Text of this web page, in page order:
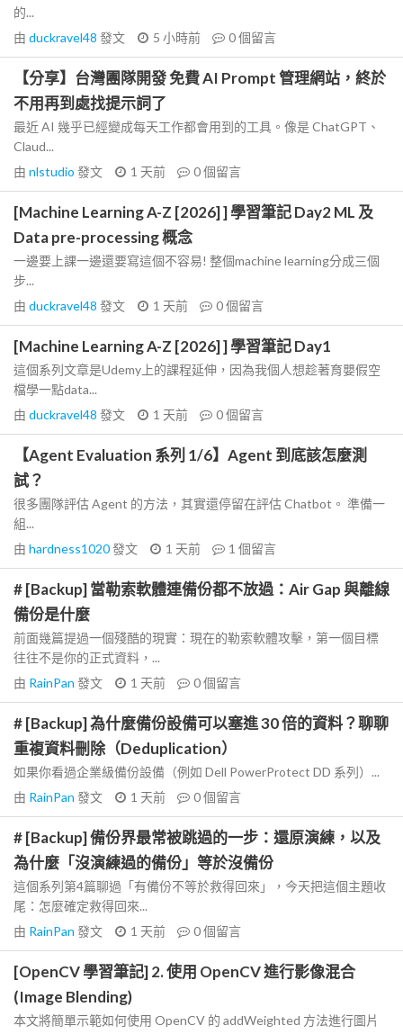
的...
由 duckravel48 發文 5 小時前 0個留言
【分享】台灣團隊開發 免費 AI Prompt 管理網站，終於
不用再到處找提示詞了
最近 AI 幾乎已經變成每天工作都會用到的工具。像是 ChatGPT、
Claud...
由 nlstudio 發文 1 天前 0個留言
[Machine Learning A-Z [2026] ] 學習筆記 Day2 ML 及
Data pre-processing 概念
一邊要上課一邊還要寫這個不容易! 整個machine learning分成三個
步...
由 duckravel48 發文 1 天前 0個留言
[Machine Learning A-Z [2026] ] 學習筆記 Day1
這個系列文章是Udemy上的課程延伸，因為我個人想趁著育嬰假空
檔學一點data...
由 duckravel48 發文 1 天前 0個留言
【Agent Evaluation 系列 1/6】Agent 到底該怎麼測
試？
很多團隊評估 Agent 的方法，其實還停留在評估 Chatbot。 準備一
組...
由 hardness1020發文 1 天前 1 個留言
# [Backup] 當勒索軟體連備份都不放過：Air Gap 與離線
備份是什麼
前面幾篇提過一個殘酷的現實：現在的勒索軟體攻擊，第一個目標
往往不是你的正式資料，...
由 RainPan 發文 1 天前 0個留言
# [Backup] 為什麼備份設備可以塞進 30 倍的資料？聊聊
重複資料刪除（Deduplication）
如果你看過企業級備份設備（例如 Dell PowerProtect DD 系列）...
由 RainPan 發文 1 天前 0個留言
# [Backup] 備份界最常被跳過的一步：還原演練，以及
為什麼「沒演練過的備份」等於沒備份
這個系列第4篇聊過「有備份不等於救得回來」，今天把這個主題收
尾：怎麼確定救得回來...
由 RainPan 發文 1 天前 0個留言
[OpenCV 學習筆記] 2. 使用 OpenCV 進行影像混合
(Image Blending)
本文將簡單示範如何使用 OpenCV 的 addWeighted 方法進行圖片